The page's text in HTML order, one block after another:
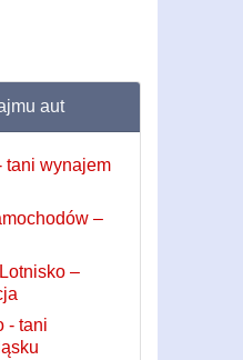
aut
tani wynajem
–
–
- tani